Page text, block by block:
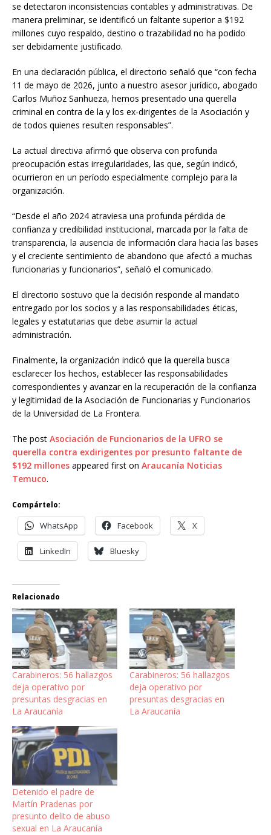
se detectaron inconsistencias contables y administrativas. De
manera preliminar, se identificó un faltante superior a $192
millones cuyo respaldo, destino o trazabilidad no ha podido
ser debidamente justificado.
En una declaración pública, el directorio señaló que “con fecha
11 de mayo de 2026, junto a nuestro asesor jurídico, abogado
Carlos Muñoz Sanhueza, hemos presentado una querella
criminal en contra de la y los ex-dirigentes de la Asociación y
de todos quienes resulten responsables”.
La actual directiva afirmó que observa con profunda
preocupación estas irregularidades, las que, según indicó,
ocurrieron en un período especialmente complejo para la
organización.
“Desde el año 2024 atraviesa una profunda pérdida de
confianza y credibilidad institucional, marcada por la falta de
transparencia, la ausencia de información clara hacia las bases
y el creciente sentimiento de abandono que afectó a muchas
funcionarias y funcionarios”, señaló el comunicado.
El directorio sostuvo que la decisión responde al mandato
entregado por los socios y a las responsabilidades éticas,
legales y estatutarias que debe asumir la actual
administración.
Finalmente, la organización indicó que la querella busca
esclarecer los hechos, establecer las responsabilidades
correspondientes y avanzar en la recuperación de la confianza
y legitimidad de la Asociación de Funcionarias y Funcionarios
de la Universidad de La Frontera.
The post Asociación de Funcionarios de la UFRO se
querella contra exdirigentes por presunto faltante de
$192 millones appeared first on Araucanía Noticias
Temuco.
Compártelo:
WhatsApp Facebook X
LinkedIn Bluesky
Relacionado
Carabineros: 56 hallazgos
deja operativo por
presuntas desgracias en
La Araucanía
Carabineros: 56 hallazgos
deja operativo por
presuntas desgracias en
La Araucanía
Detenido el padre de
Martín Pradenas por
presunto delito de abuso
sexual en La Araucanía